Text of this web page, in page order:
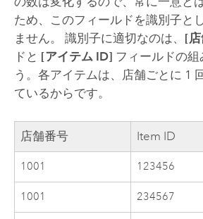
ため、このフィールドを識別子と
ません。 識別子に適切なのは、 [
ドと [アイテム ID] フィールドの組
う。各アイテムは、店舗ごとに 1
ているからです。
店舗番号 Item ID
1001 123456
1001 234567